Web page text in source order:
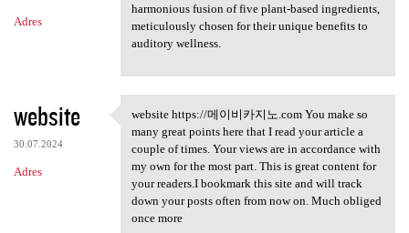
Adres
harmonious fusion of five plant-based ingredients,
meticulously chosen for their unique benefits to
auditory wellness.
website
30.07.2024
Adres
website https://메이비카지노.com
website https://메이비카지노.com You make so
many great points here that I read your article a
couple of times. Your views are in accordance with
my own for the most part. This is great content for
your readers.I bookmark this site and will track
down your posts often from now on. Much obliged
once more